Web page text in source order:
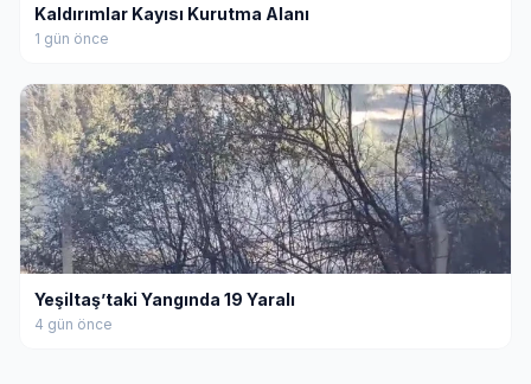
Kaldırımlar Kayısı Kurutma Alanı
1 gün önce
Yeşiltaş’taki Yangında 19 Yaralı
4 gün önce